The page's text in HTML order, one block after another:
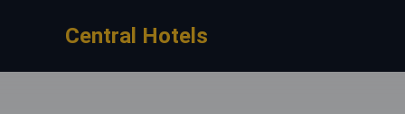
Central Hotels